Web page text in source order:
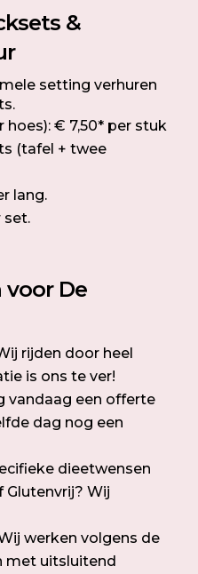
&
setting verhuren
€ 7,50* per stuk
(tafel + twee
lang.
set.
voor De
rijden door heel
is ons te ver!
vandaag een offerte
dag nog een
dieetwensen
Glutenvrij? Wij
werken volgens de
met uitsluitend